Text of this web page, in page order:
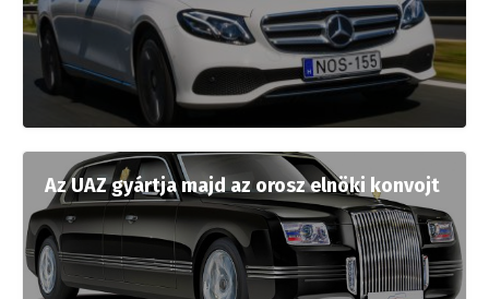
Az UAZ gyártja majd az orosz elnöki konvojt